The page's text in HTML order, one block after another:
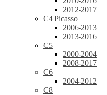
2012-2017
C4 Picasso
2006-2013
2013-2016
C5
2000-2004
2008-2017
C6
2004-2012
C8